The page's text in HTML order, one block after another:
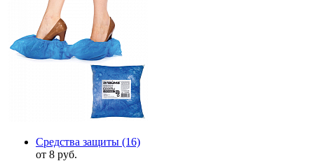
Средства защиты (16)
от 8 руб.